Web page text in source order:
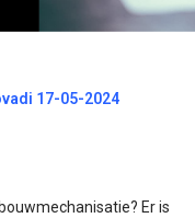
17-05-2024
Er is